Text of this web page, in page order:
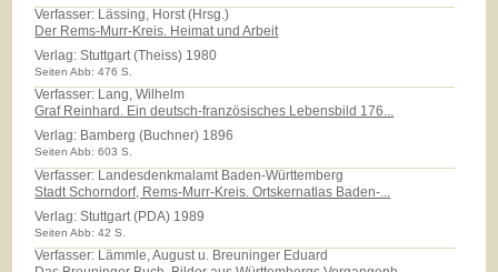
Verfasser: Lässing, Horst (Hrsg.)
Der Rems-Murr-Kreis. Heimat und Arbeit
Verlag:Stuttgart (Theiss) 1980
Seiten Abb: 476 S.
Verfasser: Lang, Wilhelm
Graf Reinhard. Ein deutsch-französisches Lebensbild 176...
Verlag: Bamberg (Buchner) 1896
Seiten Abb: 603 S.
Verfasser: Landesdenkmalamt Baden-Württemberg
Stadt Schorndorf, Rems-Murr-Kreis. Ortskernatlas Baden-...
Verlag:Stuttgart (PDA) 1989
Seiten Abb: 42 S.
Verfasser: Lämmle, August u. Breuninger Eduard